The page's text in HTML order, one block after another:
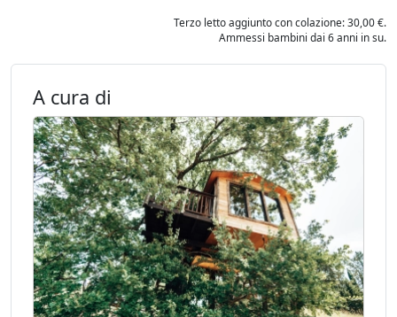
Terzo letto aggiunto con colazione: 30,00 €.
Ammessi bambini dai 6 anni in su.
A cura di